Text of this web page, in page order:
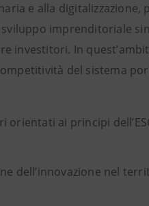
e alla digitalizzazione,
imprenditoriale
investitori. In
del sistema
ai principi
dell’innovazione nel